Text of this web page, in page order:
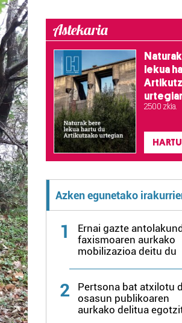
Astekaria
lekua
2.500 zkia.
Azken egunetako
1
Ernai gazte
faxismoaren aurkako
mobilizazioa deitu du
2
Pertsona bat atxilotu
osasun publikoaren
aurkako delitua